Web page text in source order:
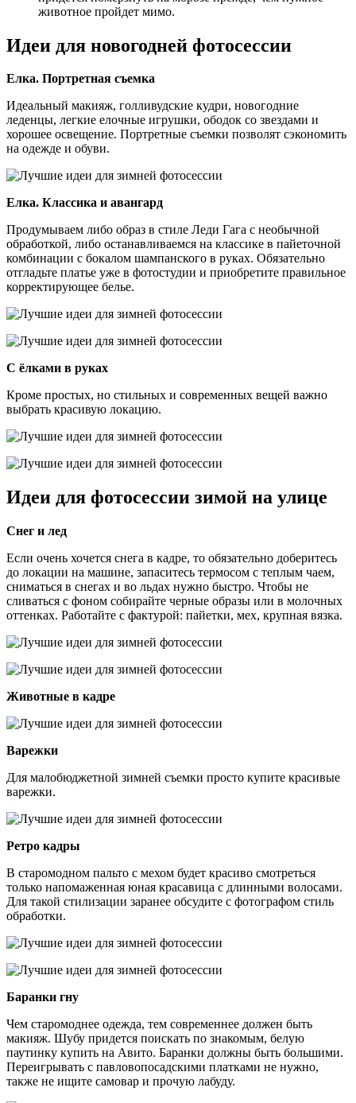
животное пройдет мимо.
Идеи для новогодней фотосессии
Елка. Портретная съемка
Идеальный макияж, голливудские кудри, новогодние
леденцы, легкие елочные игрушки, ободок со звездами и
хорошее освещение. Портретные съемки позволят сэкономить
на одежде и обуви.
Елка. Классика и авангард
Продумываем либо образ в стиле Леди Гага с необычной
обработкой, либо останавливаемся на классике в пайеточной
комбинации с бокалом шампанского в руках. Обязательно
отгладьте платье уже в фотостудии и приобретите правильное
корректирующее белье.
С ёлками в руках
Кроме простых, но стильных и современных вещей важно
выбрать красивую локацию.
Идеи для фотосессии зимой на улице
Снег и лед
Если очень хочется снега в кадре, то обязательно доберитесь
до локации на машине, запаситесь термосом с теплым чаем,
сниматься в снегах и во льдах нужно быстро. Чтобы не
сливаться с фоном собирайте черные образы или в молочных
оттенках. Работайте с фактурой: пайетки, мех, крупная вязка.
Животные в кадре
Варежки
Для малобюджетной зимней съемки просто купите красивые
варежки.
Ретро кадры
В старомодном пальто с мехом будет красиво смотреться
только напомаженная юная красавица с длинными волосами.
Для такой стилизации заранее обсудите с фотографом стиль
обработки.
Баранки гну
Чем старомоднее одежда, тем современнее должен быть
макияж. Шубу придется поискать по знакомым, белую
паутинку купить на Авито. Баранки должны быть большими.
Переигрывать с павловопосадскими платками не нужно,
также не ищите самовар и прочую лабуду.